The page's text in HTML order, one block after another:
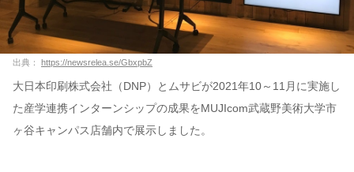
出典： https://newsrelea.se/GbxpbZ
大日本印刷株式会社（DNP）とムサビが2021年10～11月に実施し
た産学連携インターンシップの成果をMUJIcom武蔵野美術大学市
ヶ谷キャンパス店舗内で展示しました。